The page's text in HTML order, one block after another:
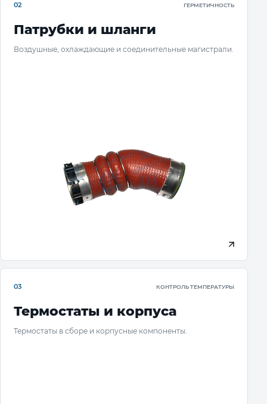
02 ГЕРМЕТИЧНОСТЬ
Патрубки и шланги
Воздушные, охлаждающие и соединительные магистрали.
03 КОНТРОЛЬ ТЕМПЕРАТУРЫ
Термостаты и корпуса
Термостаты в сборе и корпусные компоненты.